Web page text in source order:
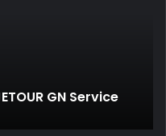
GN Service